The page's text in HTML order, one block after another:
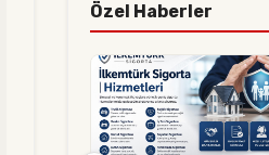
Özel Haberler